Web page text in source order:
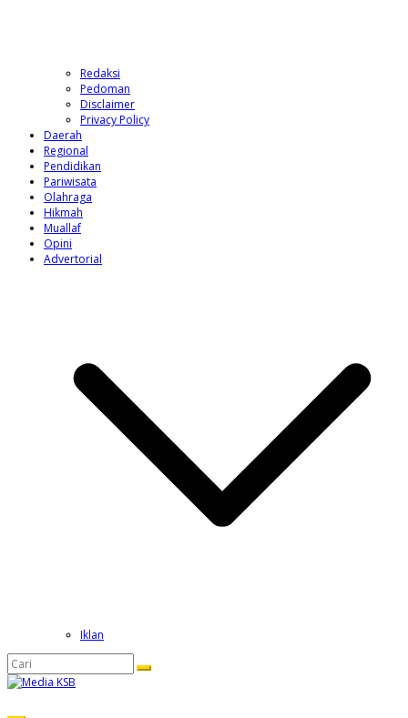
Redaksi
Pedoman
Disclaimer
Privacy Policy
Daerah
Regional
Pendidikan
Pariwisata
Olahraga
Hikmah
Muallaf
Opini
Advertorial
Iklan